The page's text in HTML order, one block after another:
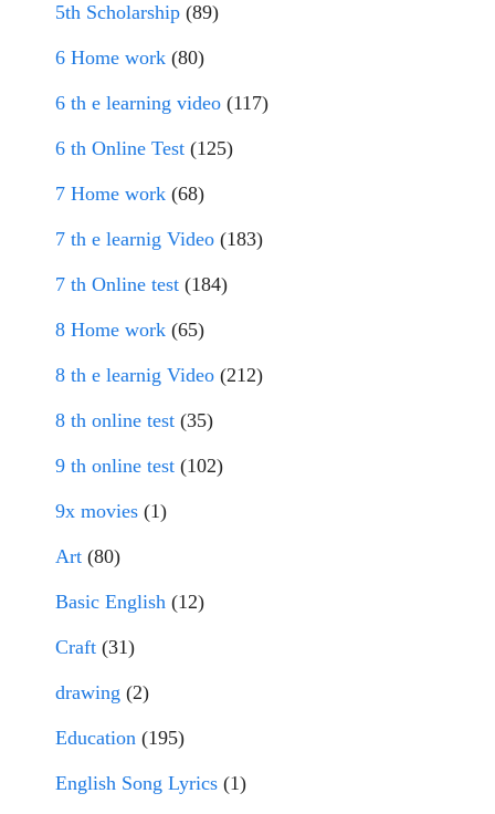
5th Scholarship (89)
6 Home work (80)
6 th e learning video (117)
6 th Online Test (125)
7 Home work (68)
7 th e learnig Video (183)
7 th Online test (184)
8 Home work (65)
8 th e learnig Video (212)
8 th online test (35)
9 th online test (102)
9x movies (1)
Art (80)
Basic English (12)
Craft (31)
drawing (2)
Education (195)
English Song Lyrics (1)